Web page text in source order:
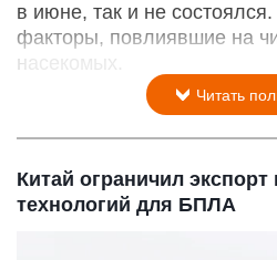
в июне, так и не состоялся.
факторы, повлиявшие на
насекомых.
Читать
Китай ограничил
технологий для БПЛА